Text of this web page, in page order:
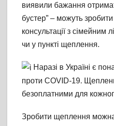
виявили бажання
бустер” – можуть
консультації з сімейним
чи у пункті щеплення.
Наразі в Україні є
проти COVID-19.
безоплатними для
Зробити щеплення можна